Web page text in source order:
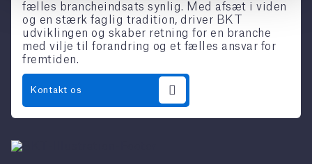
fælles brancheindsats synlig. Med afsæt i viden
og en stærk faglig tradition, driver BKT
udviklingen og skaber retning for en branche
med vilje til forandring og et fælles ansvar for
fremtiden.
Kontakt os